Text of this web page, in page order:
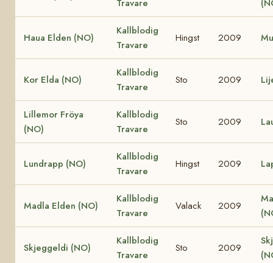
Travare
Haua Elden (NO)
Kallblodig
Travare
Hingst 2009
Kor Elda (NO)
Kallblodig
Travare
Sto 2009
Lillemor Fröya
(NO)
Kallblodig
Travare
Sto 2009
Lundrapp (NO)
Kallblodig
Travare
Hingst 2009
Madla Elden (NO)
Kallblodig
Travare
Valack 2009
Skjeggeldi (NO)
Kallblodig
Travare
Sto 2009